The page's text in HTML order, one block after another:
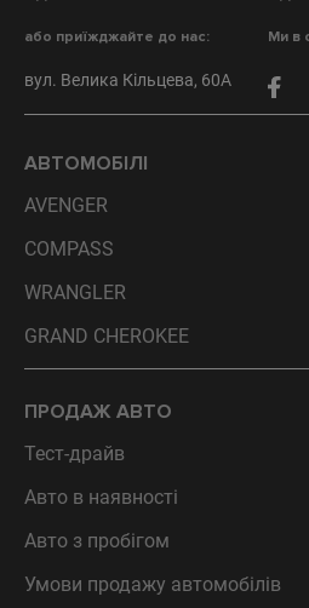
або приїжджайте до нас:
вул. Велика Кільцева, 60А
Ми в
АВТОМОБІЛІ
AVENGER
COMPASS
WRANGLER
GRAND CHEROKEE
ПРОДАЖ АВТО
Тест-драйв
Авто в наявності
Авто з пробігом
Умови продажу автомобілів